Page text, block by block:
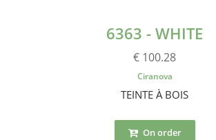
6363 - WHITE
€ 100.28
Ciranova
TEINTE À BOIS
On order